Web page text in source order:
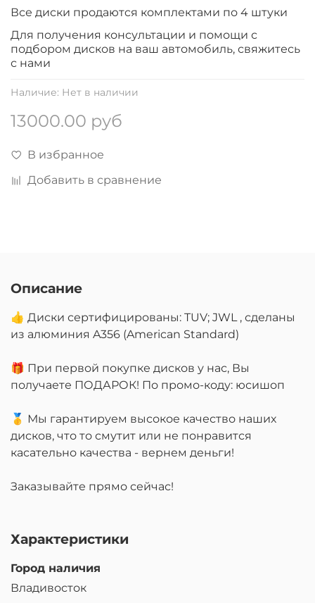
Наличие: Нет в наличии
13000.00 руб
В избранное
Добавить в сравнение
Все диски продаютcя комплектами по 4 штуки
Для получения консультации и помощи с
подбором дисков на ваш автомобиль, свяжитесь
с нами
Описание
👍 Диски сертифицированы: TUV; JWL , сделаны
из алюминия A356 (American Standard)
🎁 При первой покупке дисков у нас, Вы
получаете ПОДАРОК! По промо-коду: юсишоп
🥇 Мы гарантируем высокое качество наших
дисков, что то смутит или не понравится
касательно качества - вернем деньги!
Заказывайте прямо сейчас!
Характеристики
Город наличия
Владивосток